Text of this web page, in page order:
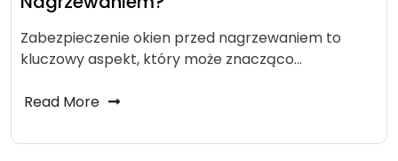
Zabezpieczenie okien przed nagrzewaniem to
kluczowy aspekt, który może znacząco…
Read More